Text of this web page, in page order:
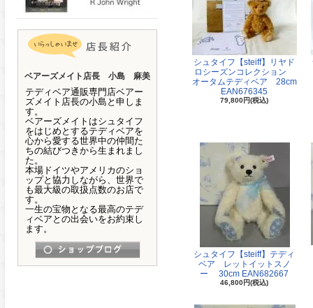
ベアーズメイト店長 小島 麻美
テディベア通販専門店ベアー
ズメイト店長の小島と申しま
す。
ベアーズメイトはシュタイフ
をはじめとするテディベアを
心から愛する世界中の仲間た
ちの結びつきから生まれまし
た。
本場ドイツやアメリカのショ
ップと協力しながら、世界で
も最大級の取扱点数のお店で
す。
一生の宝物となる最高のテデ
ィベアとの出会いをお約束し
ます。
シュタイフ【steiff】リヤド
ロシーズンコレクション
オータムテディベア 28cm
EAN676345
79,800円(税込)
シュタイフ【steiff】テディ
ベア レットイットスノ
ー 30cm EAN682667
46,800円(税込)